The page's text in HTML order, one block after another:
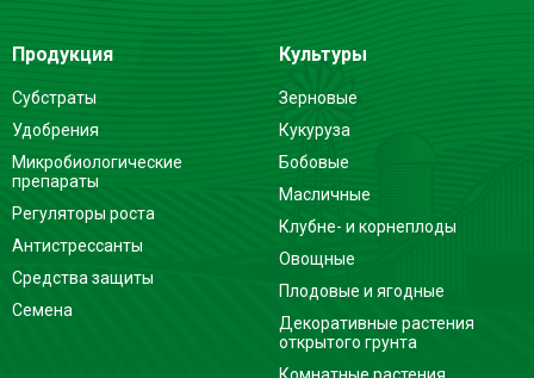
Продукция
Субстраты
Удобрения
Микробиологические
препараты
Регуляторы роста
Антистрессанты
Средства защиты
Семена
Культуры
Зерновые
Кукуруза
Бобовые
Масличные
Клубне- и корнеплоды
Овощные
Плодовые и ягодные
Декоративные растения
открытого грунта
Комнатные растения